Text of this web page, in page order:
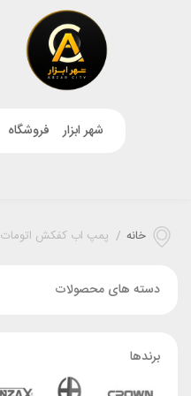
شهر ابزار فروشگاه
خانه / پمپ اب کفکش اتومات
دسته های محصولات
برندها